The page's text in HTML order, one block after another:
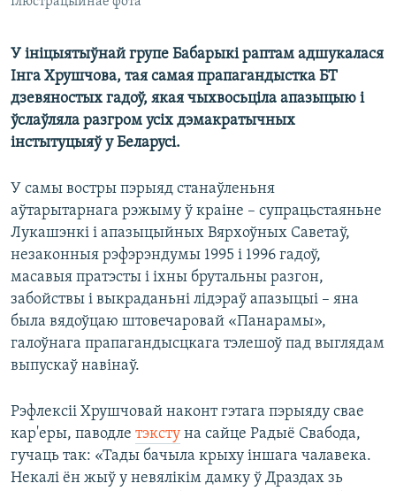
У ініцыятыўнай групе Бабарыкі раптам адшукалася
Інга Хрушчова, тая самая прапагандыстка БТ
дзевяностых гадоў, якая чыхвосьціла апазыцыю і
ўслаўляла разгром усіх дэмакратычных
інстытуцыяў у Беларусі.
У самы востры пэрыяд станаўленьня
аўтарытарнага рэжыму ў краіне – супрацьстаяньне
Лукашэнкі і апазыцыйных Вярхоўных Саветаў,
незаконныя рэфэрэндумы 1995 і 1996 гадоў,
масавыя пратэсты і іхны брутальны разгон,
забойствы і выкраданьні лідэраў апазыцыі – яна
была вядоўцаю штовечаровай «Панарамы»,
галоўнага прапагандысцкага тэлешоў пад выглядам
выпускаў навінаў.
Рэфлексіі Хрушчовай наконт гэтага пэрыяду свае
кар'еры, паводле тэксту на сайце Радыё Свабода,
гучаць так: «Тады бачыла крыху іншага чалавека.
Некалі ён жыў у невялікім дамку ў Драздах зь